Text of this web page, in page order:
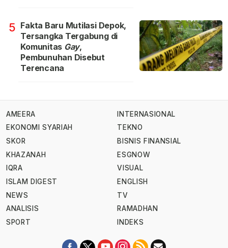
5 Fakta Baru Mutilasi Depok,
Tersangka Tergabung di
Komunitas Gay,
Pembunuhan Disebut
Terencana
AMEERA
EKONOMI SYARIAH
SKOR
KHAZANAH
IQRA
ISLAM DIGEST
NEWS
ANALISIS
SPORT
INTERNASIONAL
TEKNO
BISNIS FINANSIAL
ESGNOW
VISUAL
ENGLISH
TV
RAMADHAN
INDEKS